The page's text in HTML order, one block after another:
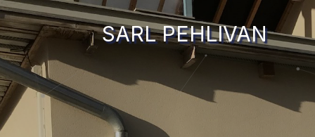
SARL PEHLIVAN